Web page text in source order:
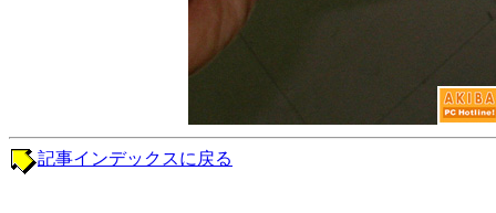
記事インデックスに戻る